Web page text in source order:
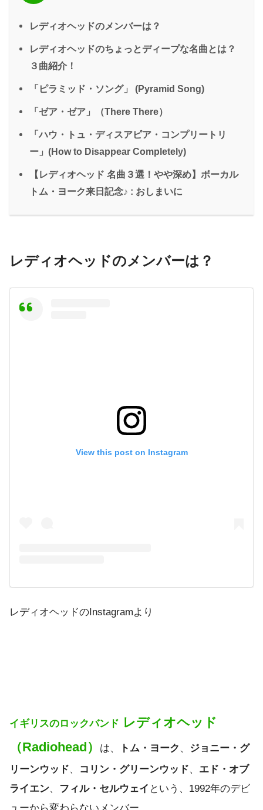
レディオヘッドのメンバーは？
レディオヘッドのちょっとディープな名曲とは？
３曲紹介！
「ピラミッド・ソング」 (Pyramid Song)
「ゼア・ゼア」（There There）
「ハウ・トュ・ディスアピア・コンプリートリ
ー」(How to Disappear Completely)
【レディオヘッド 名曲３選！やや深め】ボーカル
トム・ヨーク来日記念♪ : おしまいに
レディオヘッドのメンバーは？
View this post on Instagram
レディオヘッドのInstagramより
イギリスのロックバンド レディオヘッド
（Radiohead）
は、 トム・ヨーク 、 ジョニー・グ
リーンウッド、 コリン・グリーンウッド、 エド・オブ
ライエン、 フィル・セルウェイ という、1992年のデビ